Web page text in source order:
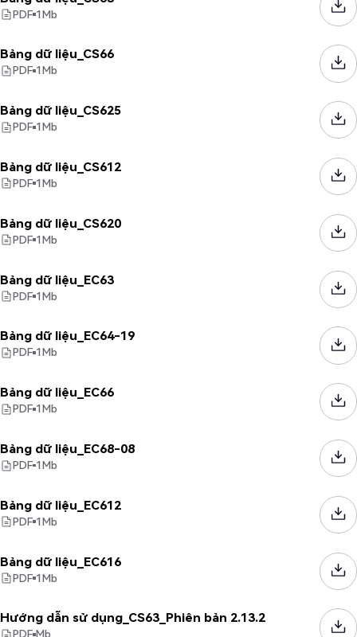
PDF 1Mb
Bảng dữ liệu_CS66
PDF 1Mb
Bảng dữ liệu_CS625
PDF 1Mb
Bảng dữ liệu_CS612
PDF 1Mb
Bảng dữ liệu_CS620
PDF 1Mb
Bảng dữ liệu_EC63
PDF 1Mb
Bảng dữ liệu_EC64-19
PDF 1Mb
Bảng dữ liệu_EC66
PDF 1Mb
Bảng dữ liệu_EC68-08
PDF 1Mb
Bảng dữ liệu_EC612
PDF 1Mb
Bảng dữ liệu_EC616
PDF 1Mb
Hướng dẫn sử dụng_CS63_Phiên bản 2.13.2
PDF Mb